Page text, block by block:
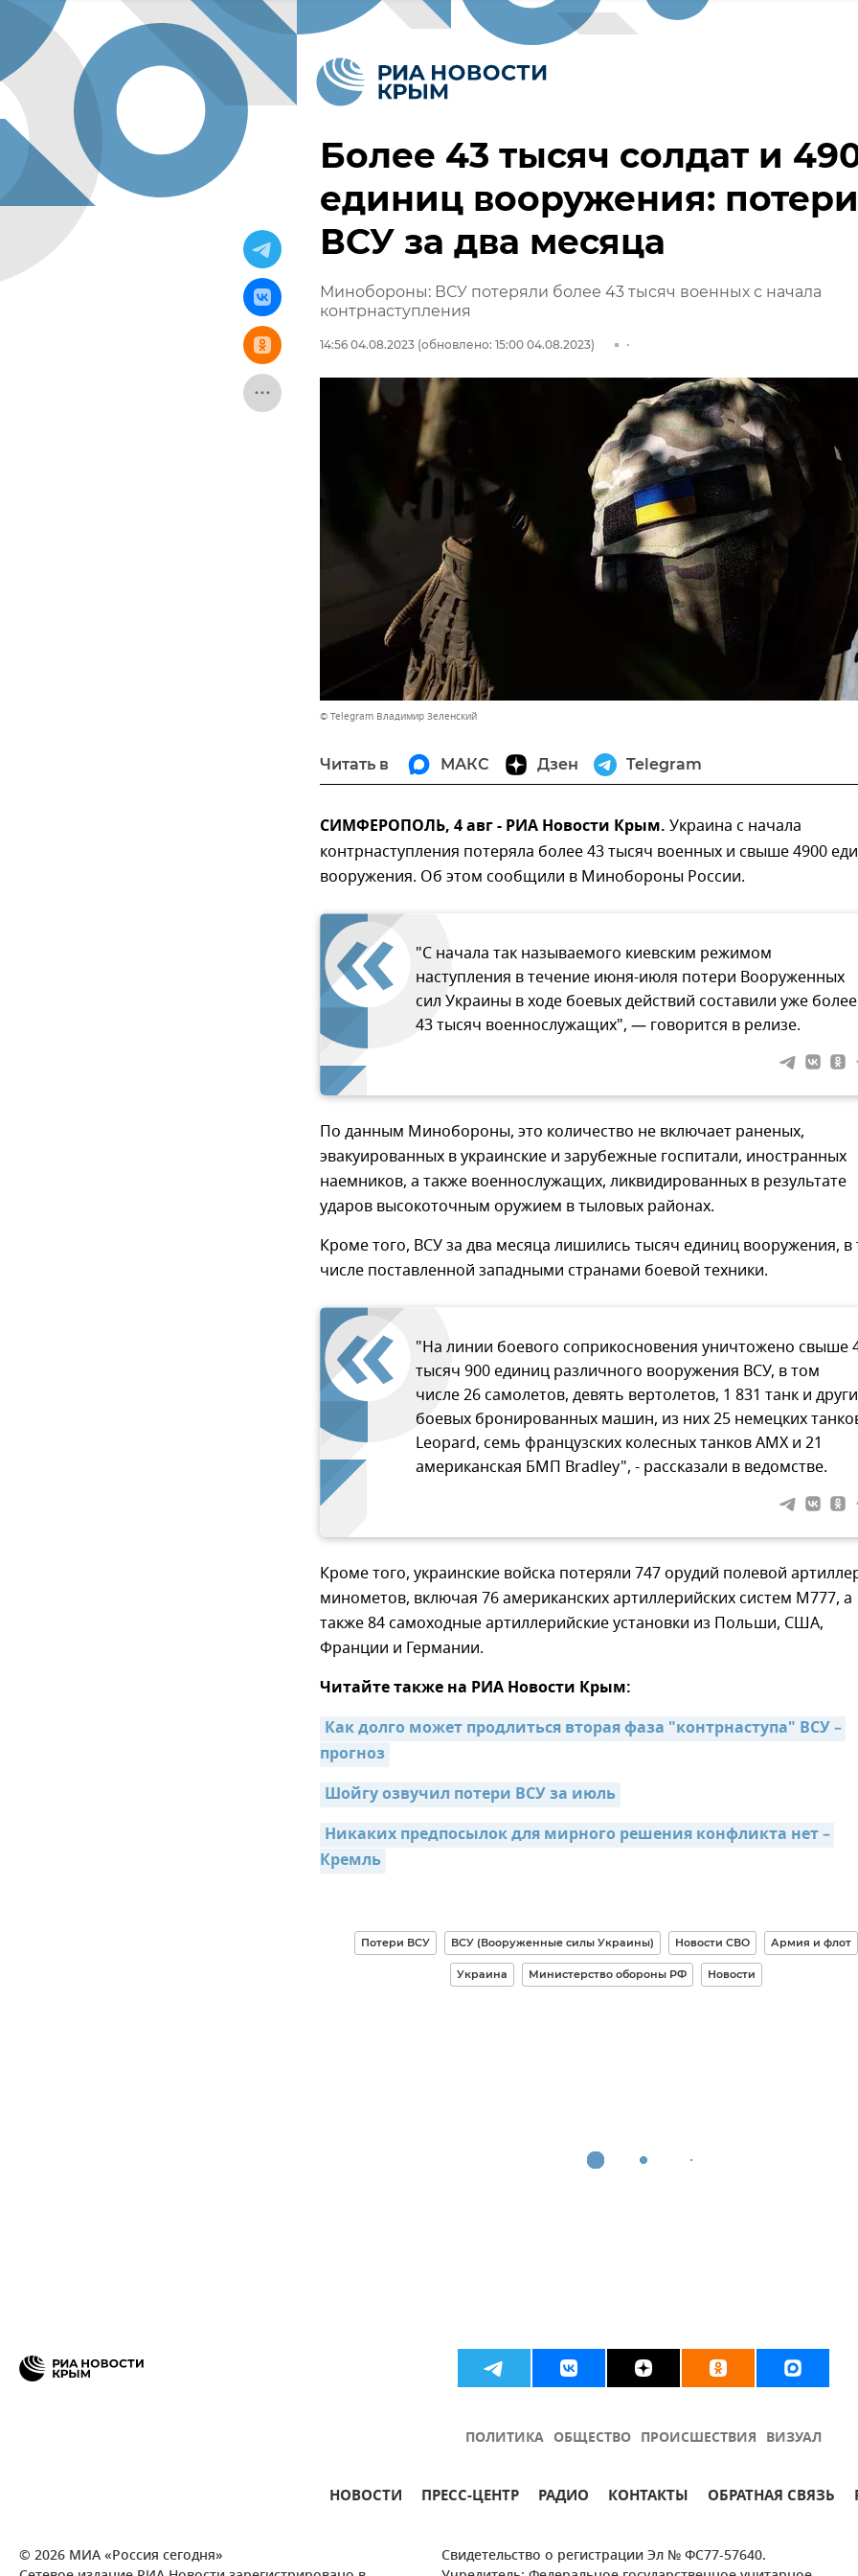
Более 43 тысяч солдат и
единиц вооружения: потери
ВСУ за два месяца
Минобороны: ВСУ потеряли более 43 тысяч военных с начала
контрнаступления
14:56 04.08.2023 (обновлено: 15:00 04.08.2023)
© Telegram Владимир Зеленский
Читать в МАКС Дзен Telegram
СИМФЕРОПОЛЬ, 4 авг - РИА Новости Крым. Украина с начала
контрнаступления потеряла более 43 тысяч военных и свыше 4900
вооружения. Об этом сообщили в Минобороны России.
"С начала так называемого киевским режимом
наступления в течение июня-июля потери Вооруженных
сил Украины в ходе боевых действий составили уже более
43 тысяч военнослужащих", — говорится в релизе.
По данным Минобороны, это количество не включает раненых,
эвакуированных в украинские и зарубежные госпитали, иностранных
наемников, а также военнослужащих, ликвидированных в результате
ударов высокоточным оружием в тыловых районах.
Кроме того, ВСУ за два месяца лишились тысяч единиц вооружения, в
числе поставленной западными странами боевой техники.
"На линии боевого соприкосновения уничтожено свыше
тысяч 900 единиц различного вооружения ВСУ, в том
числе 26 самолетов, девять вертолетов, 1 831 танк и
боевых бронированных машин, из них 25 немецких
Leopard, семь французских колесных танков AMX и 21
американская БМП Bradley", - рассказали в ведомстве.
Кроме того, украинские войска потеряли 747 орудий полевой
минометов, включая 76 американских артиллерийских систем М777, а
также 84 самоходные артиллерийские установки из Польши, США,
Франции и Германии.
Читайте также на РИА Новости Крым:
Как долго может продлиться вторая фаза "контрнаступа" ВСУ –
прогноз
Шойгу озвучил потери ВСУ за июль
Никаких предпосылок для мирного решения конфликта нет –
Кремль
Потери ВСУ ВСУ (Вооруженные силы Украины) Новости СВО Армия и флот
Украина Министерство обороны РФ Новости
ПОЛИТИКА ОБЩЕСТВО ПРОИСШЕСТВИЯ ВИЗУАЛ
НОВОСТИ ПРЕСС-ЦЕНТР РАДИО КОНТАКТЫ ОБРАТНАЯ СВЯЗЬ
© 2026 МИА «Россия сегодня»
Свидетельство о регистрации Эл № ФС77-57640.